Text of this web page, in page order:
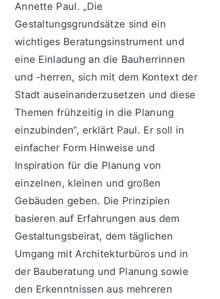
Annette Paul. „Die
Gestaltungsgrundsätze sind ein
wichtiges Beratungsinstrument und
eine Einladung an die Bauherrinnen
und -herren, sich mit dem Kontext der
Stadt auseinanderzusetzen und diese
Themen frühzeitig in die Planung
einzubinden“, erklärt Paul. Er soll in
einfacher Form Hinweise und
Inspiration für die Planung von
einzelnen, kleinen und großen
Gebäuden geben. Die Prinzipien
basieren auf Erfahrungen aus dem
Gestaltungsbeirat, dem täglichen
Umgang mit Architekturbüros und in
der Bauberatung und Planung sowie
den Erkenntnissen aus mehreren